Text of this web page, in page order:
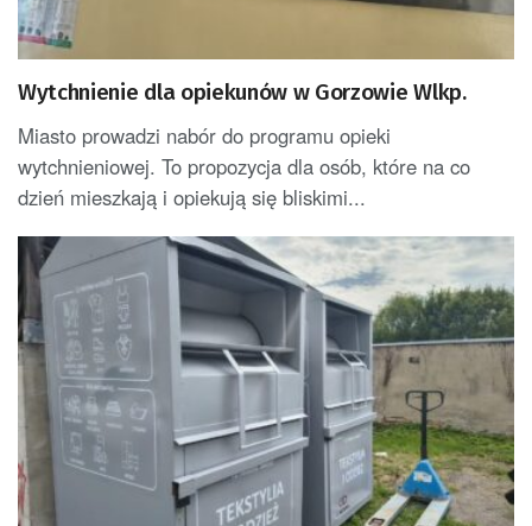
Wytchnienie dla opiekunów w Gorzowie Wlkp.
Miasto prowadzi nabór do programu opieki
wytchnieniowej. To propozycja dla osób, które na co
dzień mieszkają i opiekują się bliskimi...